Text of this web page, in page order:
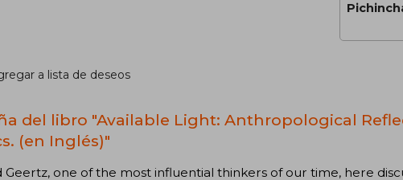
a lista de deseos
del libro "Available Light: Anthropological
(en Inglés)"
Geertz, one of the most influential thinkers of our time, here